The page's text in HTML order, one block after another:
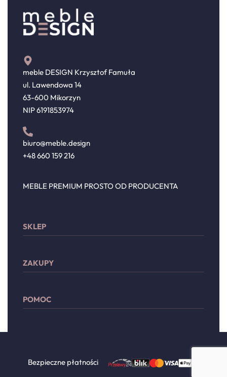
meble DESIGN Krzysztof Famuła
ul. Lawendowa 14
63-600 Mikorzyn
NIP 6191853974
biuro@meble.design
+48 660 159 216
MEBLE PREMIUM PROSTO OD PRODUCENTA
SKLEP
Meble wypoczynkowe
Drzwi
Dodatki
ZAKUPY
Lista życzeń
POMOC
Kontakt
Bezpieczne płatności